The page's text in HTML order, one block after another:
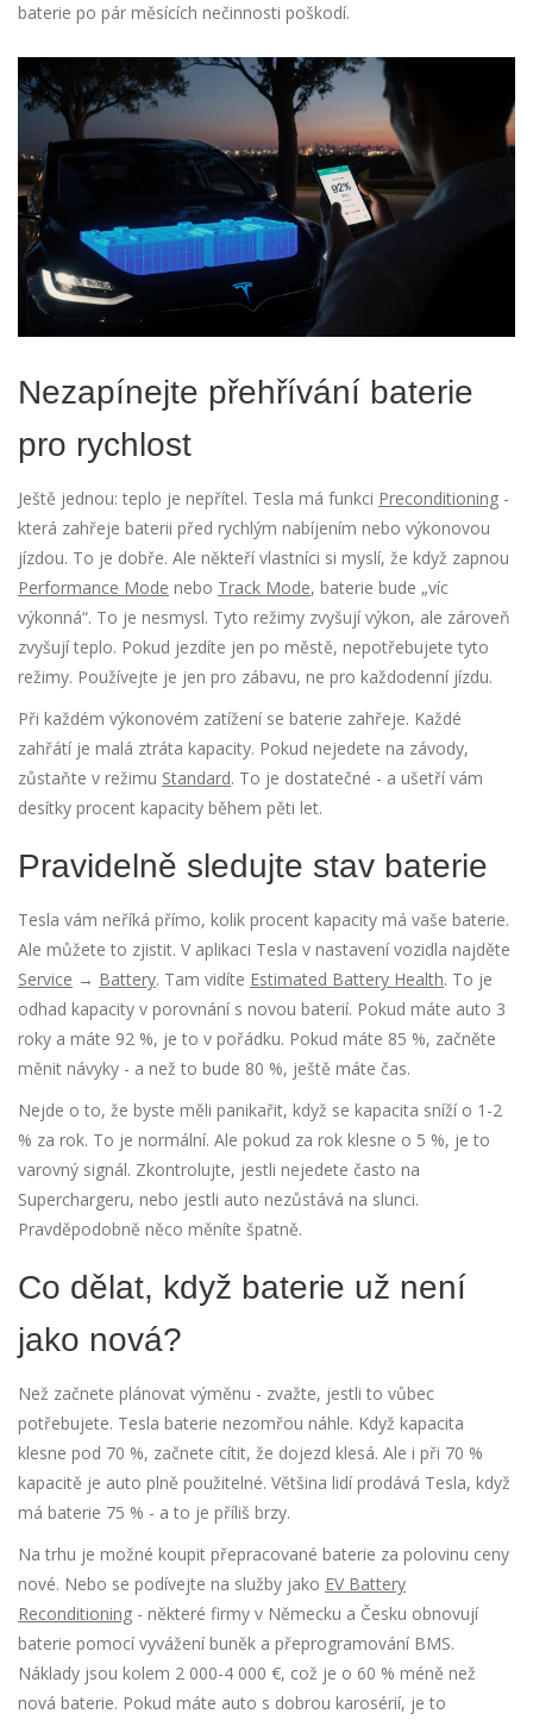
baterie po pár měsících nečinnosti poškodí.
Nezapínejte přehřívání baterie
pro rychlost
Ještě jednou: teplo je nepřítel. Tesla má funkci Preconditioning -
která zahřeje baterii před rychlým nabíjením nebo výkonovou
jízdou. To je dobře. Ale někteří vlastníci si myslí, že když zapnou
Performance Mode nebo Track Mode, baterie bude „víc
výkonná“. To je nesmysl. Tyto režimy zvyšují výkon, ale zároveň
zvyšují teplo. Pokud jezdíte jen po městě, nepotřebujete tyto
režimy. Používejte je jen pro zábavu, ne pro každodenní jízdu.
Při každém výkonovém zatížení se baterie zahřeje. Každé
zahřátí je malá ztráta kapacity. Pokud nejedete na závody,
zůstaňte v režimu Standard. To je dostatečné - a ušetří vám
desítky procent kapacity během pěti let.
Pravidelně sledujte stav baterie
Tesla vám neříká přímo, kolik procent kapacity má vaše baterie.
Ale můžete to zjistit. V aplikaci Tesla v nastavení vozidla najděte
Service → Battery. Tam vidíte Estimated Battery Health. To je
odhad kapacity v porovnání s novou baterií. Pokud máte auto 3
roky a máte 92 %, je to v pořádku. Pokud máte 85 %, začněte
měnit návyky - a než to bude 80 %, ještě máte čas.
Nejde o to, že byste měli panikařit, když se kapacita sníží o 1-2
% za rok. To je normální. Ale pokud za rok klesne o 5 %, je to
varovný signál. Zkontrolujte, jestli nejedete často na
Superchargeru, nebo jestli auto nezůstává na slunci.
Pravděpodobně něco měníte špatně.
Co dělat, když baterie už není
jako nová?
Než začnete plánovat výměnu - zvažte, jestli to vůbec
potřebujete. Tesla baterie nezomřou náhle. Když kapacita
klesne pod 70 %, začnete cítit, že dojezd klesá. Ale i při 70 %
kapacitě je auto plně použitelné. Většina lidí prodává Tesla, když
má baterie 75 % - a to je příliš brzy.
Na trhu je možné koupit přepracované baterie za polovinu ceny
nové. Nebo se podívejte na služby jako EV Battery
Reconditioning - některé firmy v Německu a Česku obnovují
baterie pomocí vyvážení buněk a přeprogramování BMS.
Náklady jsou kolem 2 000-4 000 €, což je o 60 % méně než
nová baterie. Pokud máte auto s dobrou karosérií, je to